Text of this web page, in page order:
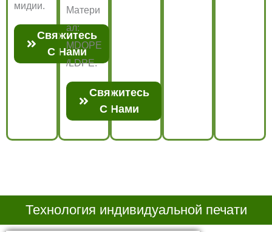
мидии.
Свяжитесь
С Нами
Матери
ал:
MDOPE
/LDPE.
Свяжитесь
С Нами
Технология индивидуальной печати